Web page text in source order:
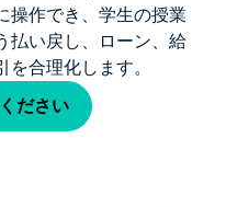
操作でき、学生の授業
払い戻し、ローン、給
合理化します。
ださい